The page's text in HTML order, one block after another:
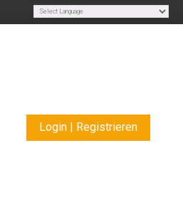
Powered by Translate
Login | Registrieren